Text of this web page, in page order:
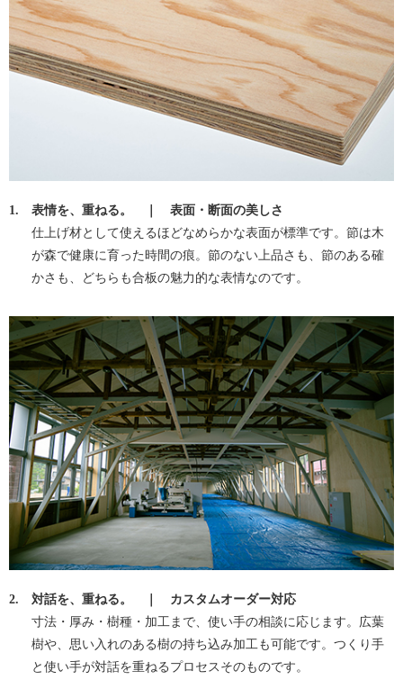
1.
表情を、重ねる。 ｜ 表面・断面の美しさ
仕上げ材として使えるほどなめらかな表面が標準です。節は木
が森で健康に育った時間の痕。節のない上品さも、節のある確
かさも、どちらも合板の魅力的な表情なのです。
2.
対話を、重ねる。 ｜ カスタムオーダー対応
寸法・厚み・樹種・加工まで、使い手の相談に応じます。広葉
樹や、思い入れのある樹の持ち込み加工も可能です。つくり手
と使い手が対話を重ねるプロセスそのものです。